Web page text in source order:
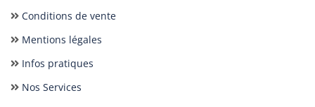
Conditions de vente
Mentions légales
Infos pratiques
Nos Services